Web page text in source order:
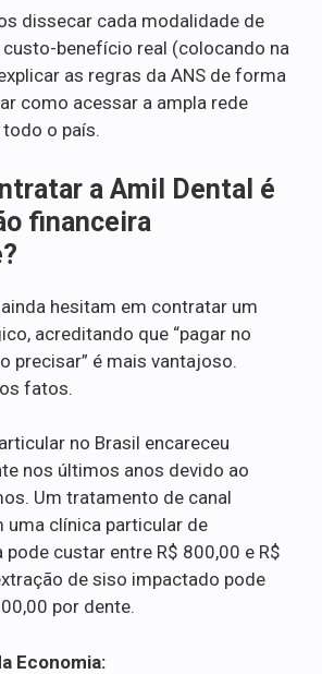
dissecar cada modalidade de
custo-benefício real (colocando na
as regras da ANS de forma
como acessar a ampla rede
o país.
a Amil Dental é
financeira
hesitam em contratar um
acreditando que “pagar no
precisar” é mais vantajoso.
fatos.
no Brasil encareceu
nos últimos anos devido ao
Um tratamento de canal
uma clínica particular de
custar entre R$ 800,00 e R$
de siso impactado pode
por dente.
Economia: